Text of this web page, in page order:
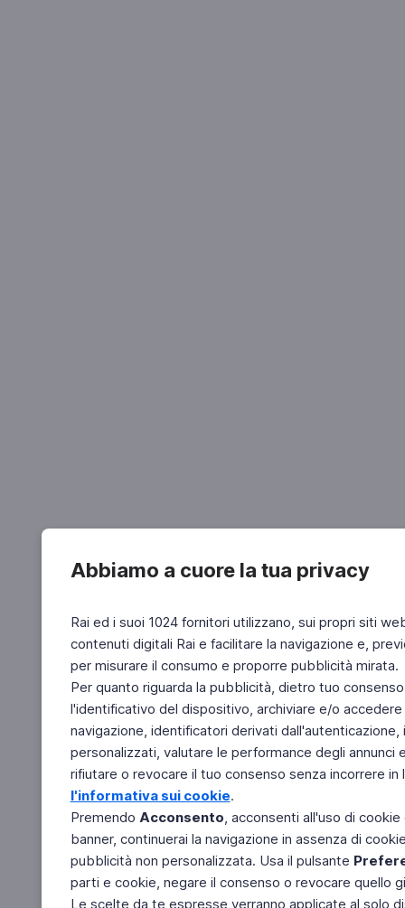
Abbiamo a cuore la tua privacy
Rai ed i suoi 1024 fornitori utilizzano, sui propri siti
contenuti digitali Rai e facilitare la navigazione e,
per misurare il consumo e proporre pubblicità mirata.
Per quanto riguarda la pubblicità, dietro tuo
l'identificativo del dispositivo, archiviare e/o
navigazione, identificatori derivati
personalizzati, valutare le performance degli
rifiutare o revocare il tuo consenso senza incorrere
l'informativa sui cookie.
Premendo Acconsento, acconsenti all'uso di
banner, continuerai la navigazione in assenza di
pubblicità non personalizzata. Usa il pulsante
parti e cookie, negare il consenso o revocare quello
Le scelte da te espresse verranno applicate al solo